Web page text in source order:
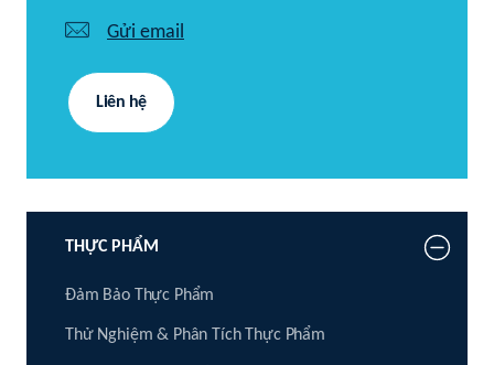
Gửi email
Liên hệ
THỰC PHẨM
Đảm Bảo Thực Phẩm
Thử Nghiệm & Phân Tích Thực Phẩm